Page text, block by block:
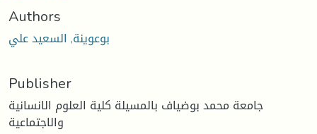
Authors
بوعوينة, السعيد علي
Publisher
جامعة محمد بوضياف بالمسيلة كلية العلوم الانسانية
والاجتماعية